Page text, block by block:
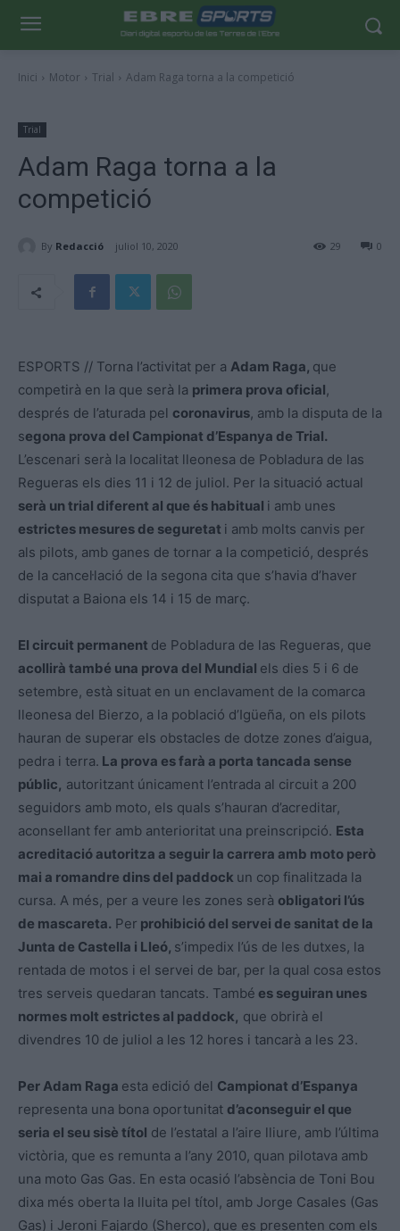
Inici Motor Trial Adam Raga torna a la competició
Trial
Adam Raga torna a la
competició
By Redacció juliol 10, 2020 0
29
ESPORTS // Torna l’activitat per a Adam Raga, que
competirà en la que serà la primera prova oficial,
després de l’aturada pel coronavirus, amb la disputa de la
segona prova del Campionat d’Espanya de Trial.
L’escenari serà la localitat lleonesa de Pobladura de las
Regueras els dies 11 i 12 de juliol. Per la situació actual
serà un trial diferent al que és habitual i amb unes
estrictes mesures de seguretat i amb molts canvis per
als pilots, amb ganes de tornar a la competició, després
de la cancel·lació de la segona cita que s’havia d’haver
disputat a Baiona els 14 i 15 de març.
El circuit permanent de Pobladura de las Regueras, que
acollirà també una prova del Mundial els dies 5 i 6 de
setembre, està situat en un enclavament de la comarca
lleonesa del Bierzo, a la població d’Igüeña, on els pilots
hauran de superar els obstacles de dotze zones d’aigua,
pedra i terra. La prova es farà a porta tancada sense
públic, autoritzant únicament l’entrada al circuit a 200
seguidors amb moto, els quals s’hauran d’acreditar,
aconsellant fer amb anterioritat una preinscripció. Esta
acreditació autoritza a seguir la carrera amb moto però
mai a romandre dins del paddock un cop finalitzada la
cursa. A més, per a veure les zones serà obligatori l’ús
de mascareta. Per prohibició del servei de sanitat de la
Junta de Castella i Lleó, s’impedix l’ús de les dutxes, la
rentada de motos i el servei de bar, per la qual cosa estos
tres serveis quedaran tancats. També es seguiran unes
normes molt estrictes al paddock, que obrirà el
divendres 10 de juliol a les 12 hores i tancarà a les 23.
Per Adam Raga esta edició del Campionat d’Espanya
representa una bona oportunitat d’aconseguir el que
seria el seu sisè títol de l’estatal a l’aire lliure, amb l’última
victòria, que es remunta a l’any 2010, quan pilotava amb
una moto Gas Gas. En esta ocasió l’absència de Toni Bou
dixa més oberta la lluita pel títol, amb Jorge Casales (Gas
Gas) i Jeroni Fajardo (Sherco), que es presenten com els